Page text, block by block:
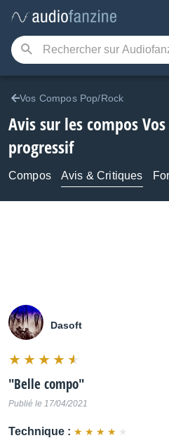
Vos Compos Pop/Rock
Avis sur les compos
progressif
Compos Avis & Critiques
Dasoft
"Belle compo"
Publié le 17/04/2021
Technique :